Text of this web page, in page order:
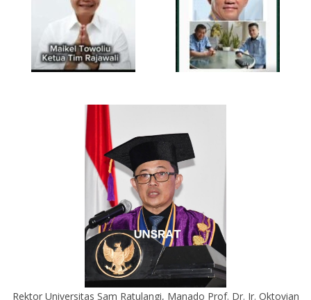
Rektor Universitas Sam Ratulangi, Manado Prof. Dr. Ir. Oktovian